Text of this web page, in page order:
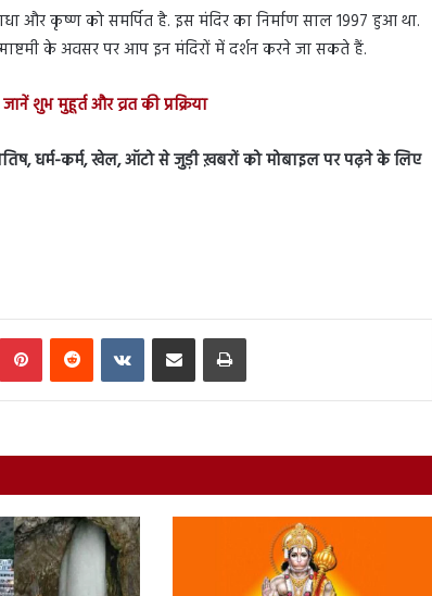
और कृष्ण को समर्पित है. इस मंदिर का निर्माण साल 1997 हुआ था.
के अवसर पर आप इन मंदिरों में दर्शन करने जा सकते हैं.
शुभ मुहूर्त और व्रत की प्रक्रिया
धर्म-कर्म, खेल, ऑटो से जुड़ी ख़बरों को मोबाइल पर पढ़ने के लिए
PinterestReddit VKontakteShare via Email Print